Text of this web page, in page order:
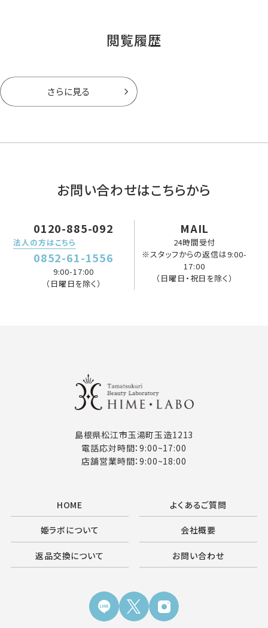
閲覧履歴
さらに見る
お問い合わせはこちらから
0120-885-092
法人の方はこちら
0852-61-1556
9:00-17:00
（日曜日を除く）
MAIL
24時間受付
※スタッフからの返信は9:00-
17:00
（日曜日・祝日を除く）
島根県松江市玉湯町玉造1213
電話応対時間：9:00~17:00
店舗営業時間：9:00~18:00
HOME よくあるご質問
姫ラボについて 会社概要
返品交換について お問い合わせ